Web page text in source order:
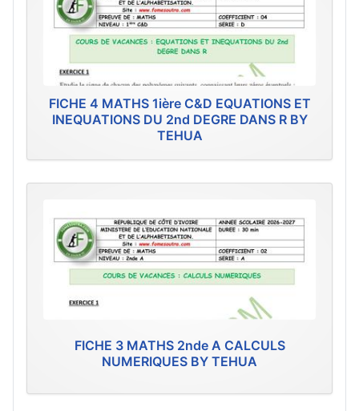
FICHE 4 MATHS 1ière C&D EQUATIONS ET
INEQUATIONS DU 2nd DEGRE DANS R BY
TEHUA
FICHE 3 MATHS 2nde A CALCULS
NUMERIQUES BY TEHUA